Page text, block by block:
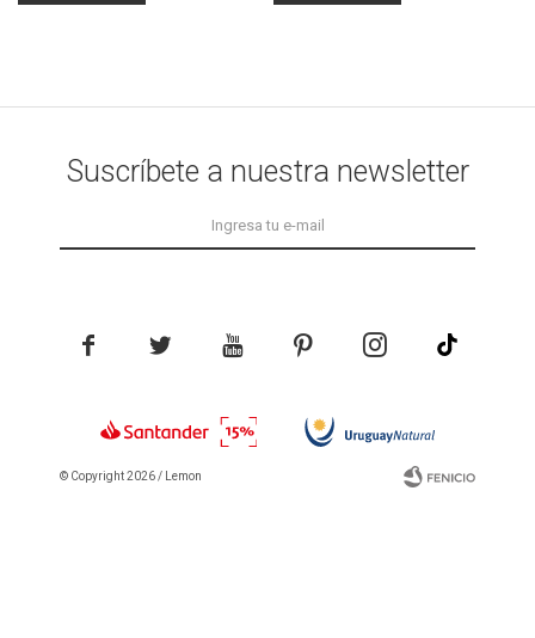
Suscríbete a nuestra newsletter
    
© Copyright 2026 / Lemon